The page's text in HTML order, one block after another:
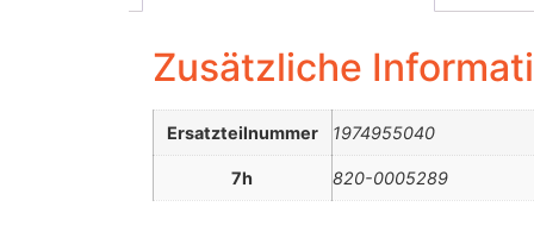
Zusätzliche
Ersatzteilnummer 1974955040
7h 820-0005289